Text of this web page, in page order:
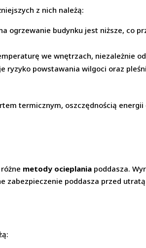
z nich należą:
ogrzewanie budynku jest niższe, co
we wnętrzach, niezależnie
ryzyko powstawania wilgoci oraz
termicznym, oszczędnością energii
metody ocieplania poddasza.
poddasza przed utratą